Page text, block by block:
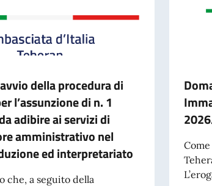
della procedura di
l’assunzione di n. 1
adibire ai servizi di
amministrativo nel
ed interpretariato
che, a seguito della
Come